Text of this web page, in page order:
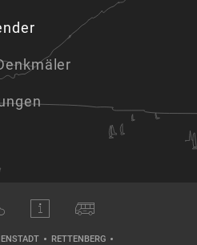
RETTENBERG